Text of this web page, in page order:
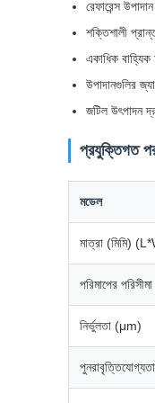
রেফারেন্স
শক্তিশালী
একাধিক বাহ্যিক
উপাদানগুলির
জটিল উৎপাদন
প্রযুক্তিগত
মডেল
মাত্রা (মিমি)
পরিমাপের
নির্ভুলতা (μm)